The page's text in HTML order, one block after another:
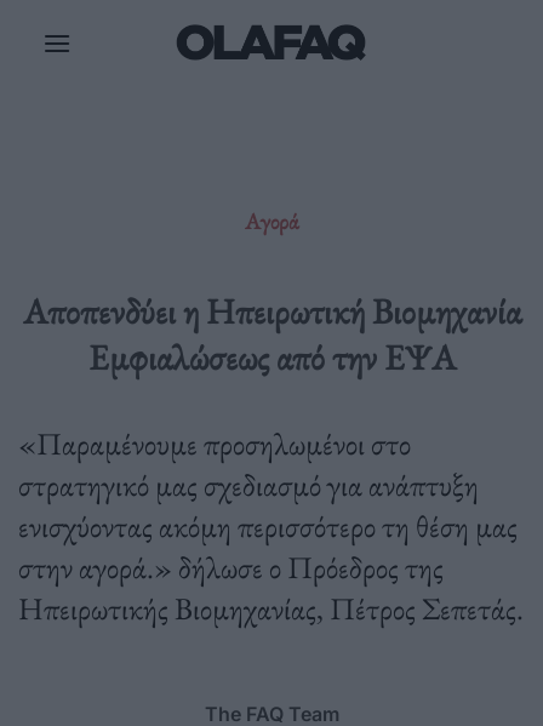
Αγορά
Αποπενδύει η Ηπειρωτική Βιομηχανία
Εμφιαλώσεως από την ΕΨΑ
«Παραμένουμε προσηλωμένοι στο
στρατηγικό μας σχεδιασμό για ανάπτυξη
ενισχύοντας ακόμη περισσότερο τη θέση μας
στην αγορά.» δήλωσε ο Πρόεδρος της
Ηπειρωτικής Βιομηχανίας, Πέτρος Σεπετάς.
The FAQ Team